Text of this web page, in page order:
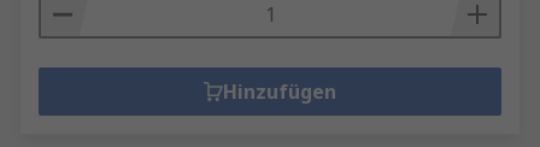
Hinzufügen